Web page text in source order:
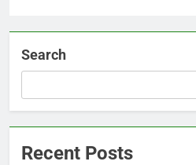
Search
Recent Posts